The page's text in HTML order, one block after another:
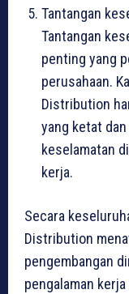
Tantangan
Tantangan
penting yang
perusahaan.
Distribution
yang ketat
keselamatan
kerja.
Secara
Distribution
pengembangan
pengalaman